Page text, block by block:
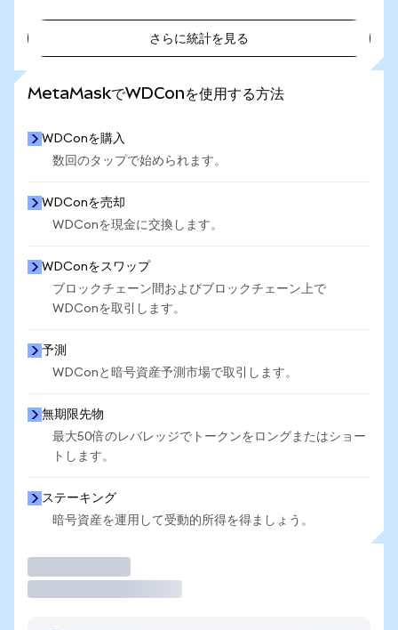
さらに統計を見る
MetaMaskでWDConを使用する方法
WDConを購入
数回のタップで始められます。
WDConを売却
WDConを現金に交換します。
WDConをスワップ
ブロックチェーン間およびブロックチェーン上で
WDConを取引します。
予測
WDConと暗号資産予測市場で取引します。
無期限先物
最大50倍のレバレッジでトークンをロングまたはショー
トします。
ステーキング
暗号資産を運用して受動的所得を得ましょう。